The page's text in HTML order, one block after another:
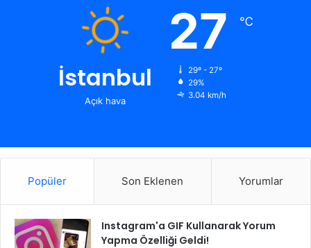
İstanbul
Açık hava
27 ℃
29º - 27º
29%
3.04 km/h
Popüler Son Eklenen Yorumlar
Instagram'a GIF Kullanarak Yorum
Yapma Özelliği Geldi!